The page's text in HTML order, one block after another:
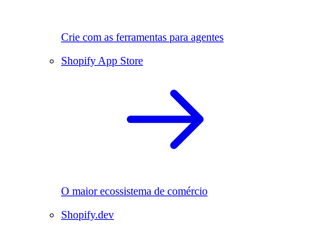
Crie com as ferramentas para agentes
Shopify App Store
O maior ecossistema de comércio
Shopify.dev